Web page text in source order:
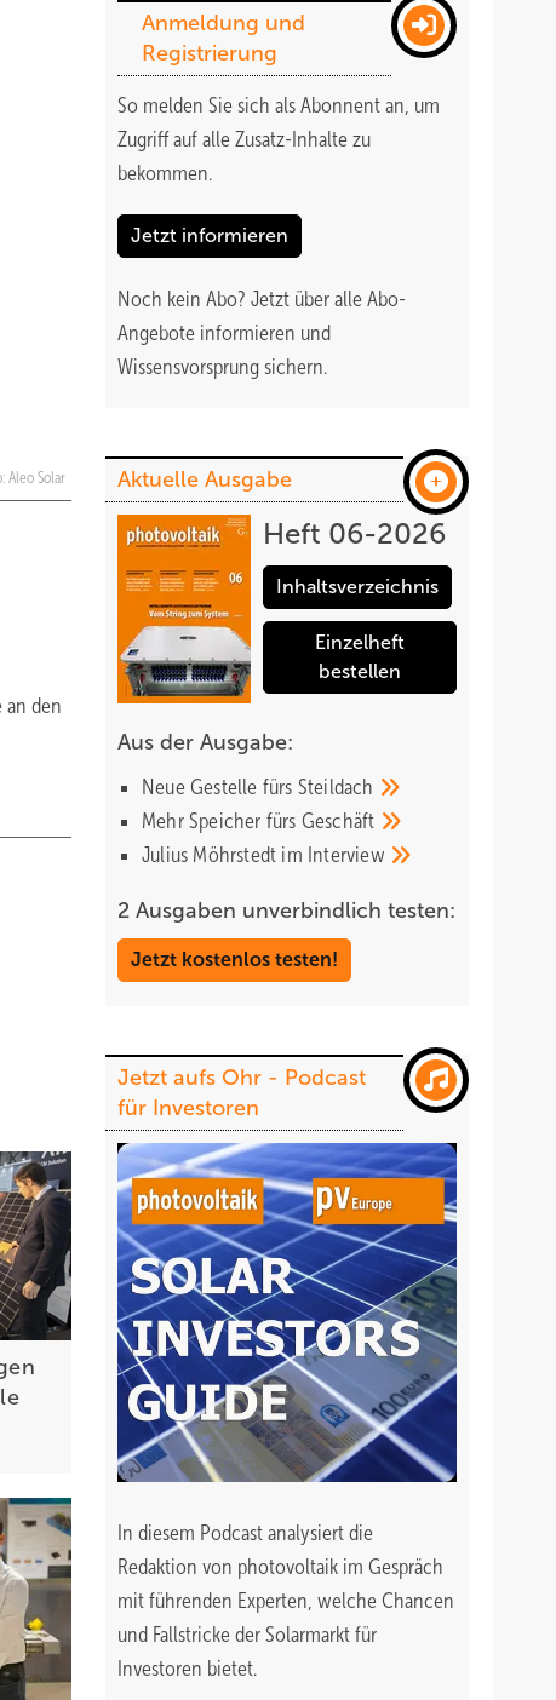
Aleo Solar
an den
Anmeldung und
Registrierung
So melden Sie sich als Abonnent an, um
Zugriff auf alle Zusatz-Inhalte zu
bekommen.
Jetzt informieren
Noch kein Abo? Jetzt über alle Abo-
Angebote informieren und
Wissensvorsprung sichern.
Aktuelle Ausgabe
Heft 06-2026
Inhaltsverzeichnis
Einzelheft
bestellen
Aus der Ausgabe:
Neue Gestelle fürs Steildach
Mehr Speicher fürs Geschäft
Julius Möhrstedt im Interview
2 Ausgaben unverbindlich testen:
Jetzt kostenlos testen!
Jetzt aufs Ohr - Podcast
für Investoren
In diesem Podcast analysiert die
Redaktion von photovoltaik im Gespräch
mit führenden Experten, welche Chancen
und Fallstricke der Solarmarkt für
Investoren bietet.